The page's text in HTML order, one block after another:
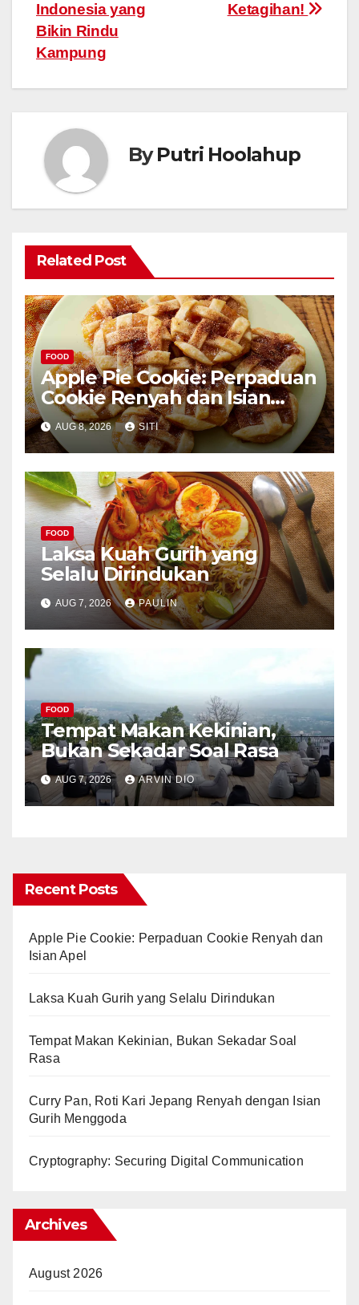
Ketagihan!
Indonesia yang
Bikin Rindu
Kampung
ByPutri Hoolahup
Related Post
FOOD
Apple Pie Cookie: Perpaduan
Cookie Renyah dan Isian
Apel
AUG 8, 2026 SITI
FOOD
Laksa Kuah Gurih yang
Selalu Dirindukan
AUG 7, 2026 PAULIN
FOOD
Tempat Makan Kekinian,
Bukan Sekadar Soal Rasa
AUG 7, 2026 ARVIN DIO
Recent Posts
Apple Pie Cookie: Perpaduan Cookie Renyah dan
Isian Apel
Laksa Kuah Gurih yang Selalu Dirindukan
Tempat Makan Kekinian, Bukan Sekadar Soal
Rasa
Curry Pan, Roti Kari Jepang Renyah dengan Isian
Gurih Menggoda
Cryptography: Securing Digital Communication
Archives
August 2026